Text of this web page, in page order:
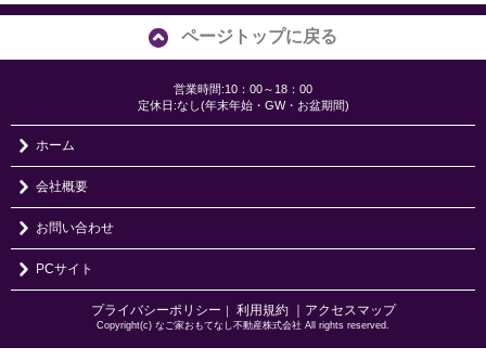
ページトップに戻る
営業時間:10：00～18：00
定休日:なし(年末年始・GW・お盆期間)
ホーム
会社概要
お問い合わせ
PCサイト
プライバシーポリシー ｜ 利用規約 ｜アクセスマップ
Copyright(c) なご家おもてなし不動産株式会社 All rights reserved.